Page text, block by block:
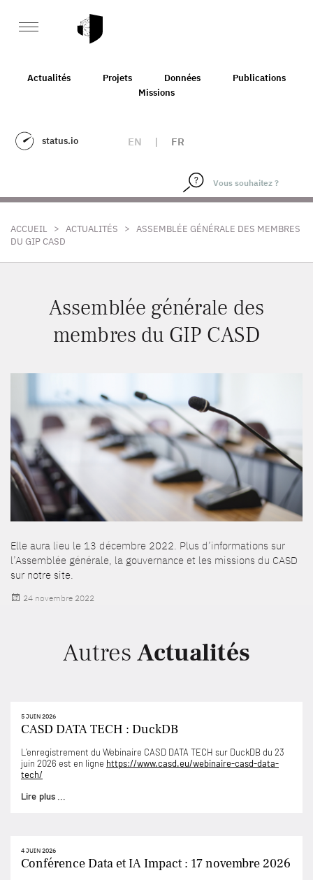
Actualités Projets Données
Publications
Missions
status.io EN | FR
ACCUEIL > ACTUALITÉS > ASSEMBLÉE GÉNÉRALE DES MEMBRES
DU GIP CASD
Assemblée générale des
membres du GIP CASD
Elle aura lieu le 13 décembre 2022. Plus d’informations sur
l’Assemblée générale, la gouvernance et les missions du CASD
sur notre site.
Publié
24 novembre 2022
Autres Actualités
5 JUIN 2026
CASD DATA TECH : DuckDB
L’enregistrement du Webinaire CASD DATA TECH sur DuckDB du 23
juin 2026 est en ligne https://www.casd.eu/webinaire-casd-data-
tech/
Lire plus ...
4 JUIN 2026
Conférence Data et IA Impact : 17 novembre 2026